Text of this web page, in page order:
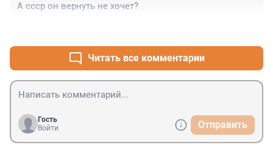
А ссср он вернуть не хочет?
Читать все комментарии
Гость
Войти
Отправить